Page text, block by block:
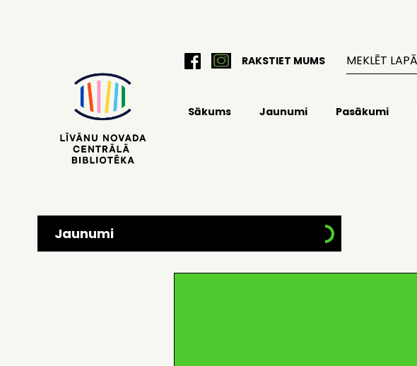
RAKSTIET MUMS
Sākums Jaunumi Pasākumi
Jaunumi